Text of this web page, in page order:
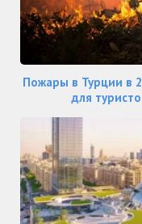
Пожары в Турции в
для